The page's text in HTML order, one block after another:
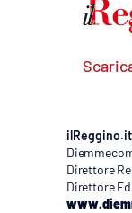
Direttore
Direttore